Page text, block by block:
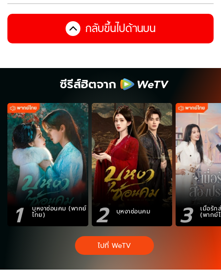
กลับขึ้นไปด้านบน
ซีรีส์ฮิตจาก
1 บุหงาซ่อนคม (พากย์
ไทย) 2 บุหงาซ่อนคม 3 เมื่อรัก
(พากย์
ไปที่ WeTV